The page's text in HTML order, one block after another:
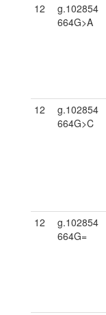
12
g.102854
664G>A
12
g.102854
664G>C
12
g.102854
664G=